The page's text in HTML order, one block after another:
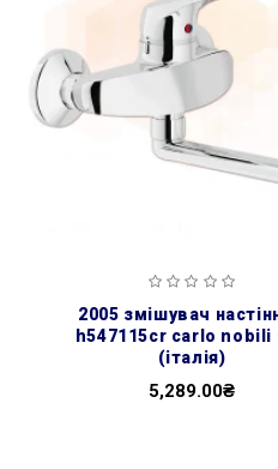
2005 змішувач настінний
h547115cr carlo nobili
(італія)
5,289.00₴